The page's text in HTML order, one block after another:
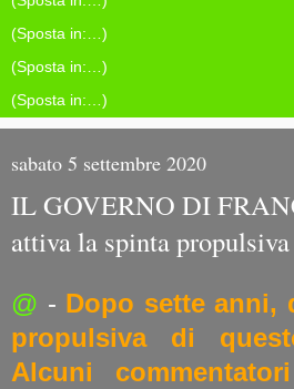
sabato 5 settembre 2020
IL GOVERNO DI
attiva la spinta
@ - Dopo sette anni,
propulsiva di
Alcuni